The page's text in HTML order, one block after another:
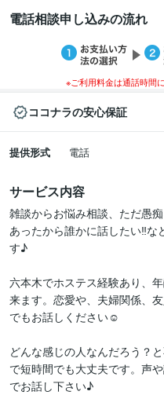
電話相談申し込みの流れ
※ご利用料金は通話時間
ココナラの安心保証
提供形式 電話
サービス内容
雑談からお悩み相談、ただ愚
あったから誰かに話したい‼︎な
す♪
六本木でホステス経験あり、
来ます。恋愛や、夫婦関係、
でもお話しください☺️
どんな感じの人なんだろう？
で短時間でも大丈夫です。声
でお話し下さい♪